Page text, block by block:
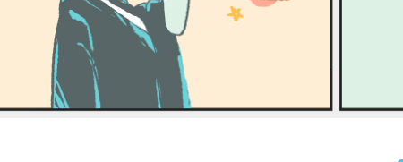
ColleGo! 大學選才與高中育才輔助系統